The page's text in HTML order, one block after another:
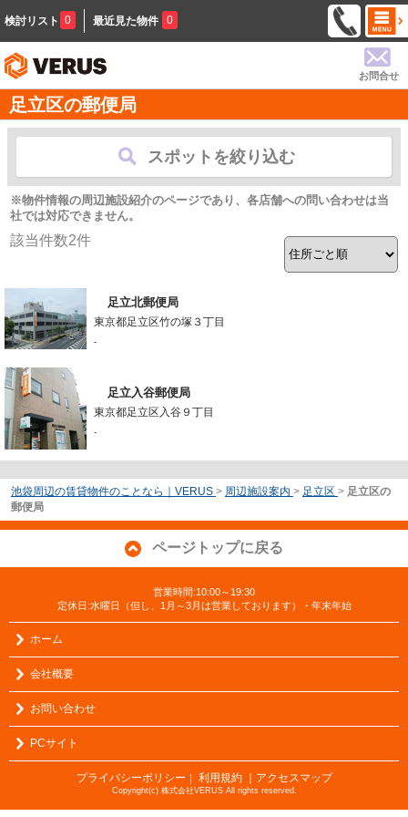
検討リスト 0 最近見た物件 0
お問合せ
足立区の郵便局
スポットを絞り込む
※物件情報の周辺施設紹介のページであり、各店舗への問い合わせは当
社では対応できません。
該当件数2件
足立北郵便局
東京都足立区竹の塚３丁目
-
足立入谷郵便局
東京都足立区入谷９丁目
-
池袋周辺の賃貸物件のことなら｜VERUS > 周辺施設案内 > 足立区 > 足立区の
郵便局
ページトップに戻る
営業時間:10:00～19:30
定休日:水曜日（但し、1月～3月は営業しております）・年末年始
ホーム
会社概要
お問い合わせ
PCサイト
プライバシーポリシー ｜ 利用規約 ｜アクセスマップ
Copyright(c) 株式会社VERUS All rights reserved.